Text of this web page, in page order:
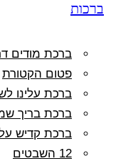
ברכות
ברכת מודים
פטום הקטורת
ברכת עלינו
ברכת בריך
ברכת קדיש
12 השבטים